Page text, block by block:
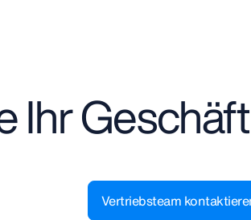
Ihr
Vertriebsteam